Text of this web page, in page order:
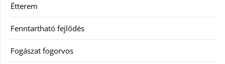
Étterem
Fenntartható fejlődés
Fogászat fogorvos